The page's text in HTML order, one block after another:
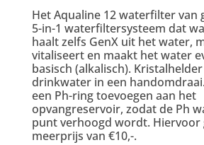
Het Aqualine 12 waterfilter van
5-in-1 waterfiltersysteem dat
haalt zelfs GenX uit het water,
vitaliseert en maakt het water
basisch (alkalisch).
drinkwater in een
een Ph-ring toevoegen aan het
opvangreservoir, zodat de Ph
punt verhoogd wordt. Hiervoor
meerprijs van €10,-.